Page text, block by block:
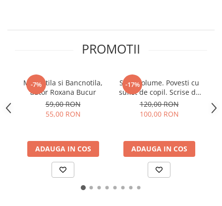
PROMOTII
-7%
Maruntila si Bancnotila,
autor Roxana Bucur
59,00 RON
55,00 RON
ADAUGA IN COS
-17%
Set 2 volume. Povesti cu
suflet de copil. Scrise de
copii, indragite la orice
varsta, coordonator
Nicoleta Fotau-Ababei
120,00 RON
100,00 RON
ADAUGA IN COS